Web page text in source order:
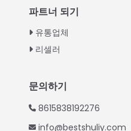
파트너 되기
유통업체
리셀러
문의하기
8615838192276
info@bestshuliy.com
Vietnamese
Thai